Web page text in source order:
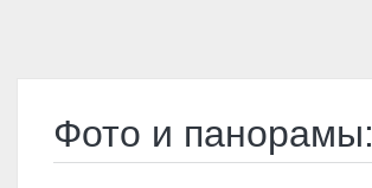
Фото и панорамы: